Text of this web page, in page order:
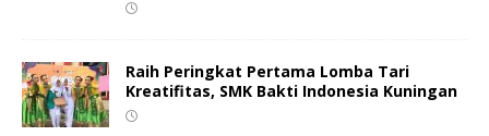
Raih Peringkat Pertama Lomba Tari
Kreatifitas, SMK Bakti Indonesia Kuningan